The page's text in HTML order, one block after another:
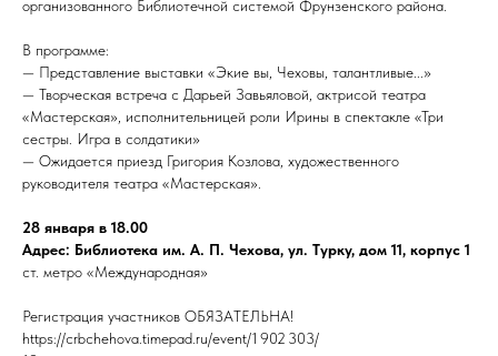
организованного Библиотечной системой Фрунзенского района.
В программе:
— Представление выставки «Экие вы, Чеховы, талантливые...»
— Творческая встреча с Дарьей Завьяловой, актрисой театра
«Мастерская», исполнительницей роли Ирины в спектакле «Три
сестры. Игра в солдатики»
— Ожидается приезд Григория Козлова, художественного
руководителя театра «Мастерская».
28 января в 18.00
Адрес: Библиотека им. А. П. Чехова, ул. Турку, дом 11, корпус 1
ст. метро «Международная»
Регистрация участников ОБЯЗАТЕЛЬНА!
https://crbchehova.timepad.ru/event/1 902 303/